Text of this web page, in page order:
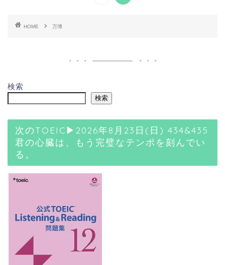
HOME 万博
検索
検索
次のTOEIC▶2026年8月23日(日) 434&435
君の心臓は、もう完璧なテンポを刻んでい
る。